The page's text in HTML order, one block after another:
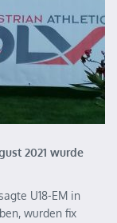
2021 wurde
U18-EM in
wurden fix